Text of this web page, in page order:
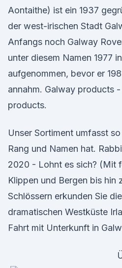
Aontaithe) ist ein 1937
der west-irischen Stadt
Anfangs noch Galway
unter diesem Namen 1977
aufgenommen, bevor er
annahm. Galway products
products.
Unser Sortiment umfasst
Rang und Namen hat.
2020 - Lohnt es sich? (Mit
Klippen und Bergen bis hin
Schlössern erkunden Sie
dramatischen Westküste
Fahrt mit Unterkunft in